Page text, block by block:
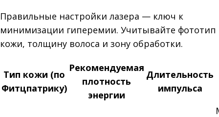
Правильные настройки лазера — ключ к
минимизации гиперемии. Учитывайте фототип
кожи, толщину волоса и зону обработки.
Тип кожи (по
Фитцпатрику)
Рекомендуемая
плотность
энергии
Длительность
импульса